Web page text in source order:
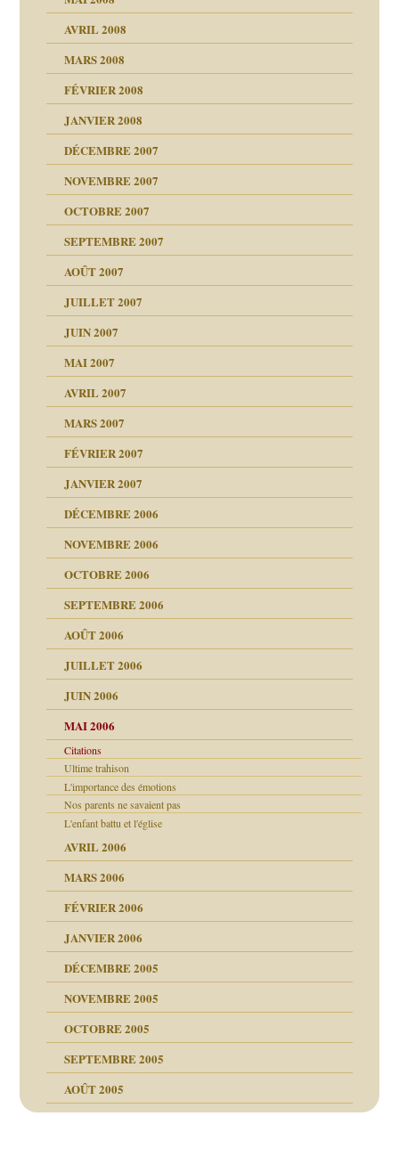
aujourd’hui
thérapeutiques
AVRIL 2008
MARS 2008
FÉVRIER 2008
à lui
JANVIER 2008
DÉCEMBRE 2007
printemps
NOVEMBRE 2007
OCTOBRE 2007
SEPTEMBRE 2007
AOÛT 2007
JUILLET 2007
JUIN 2007
MAI 2007
AVRIL 2007
MARS 2007
FÉVRIER 2007
JANVIER 2007
DÉCEMBRE 2006
NOVEMBRE 2006
OCTOBRE 2006
SEPTEMBRE 2006
AOÛT 2006
JUILLET 2006
JUIN 2006
MAI 2006
Citations
Ultime trahison
L'importance des émotions
Nos parents ne savaient pas
L'enfant battu et l'église
AVRIL 2006
MARS 2006
FÉVRIER 2006
JANVIER 2006
DÉCEMBRE 2005
NOVEMBRE 2005
OCTOBRE 2005
SEPTEMBRE 2005
AOÛT 2005
cocaïne.